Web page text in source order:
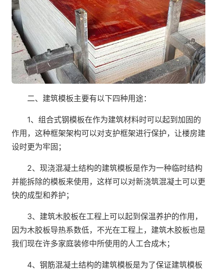
二、建筑模板主要有以下四种用途：
1、组合式钢模板在作为建筑材料时可以起到加固的
作用，这种框架架构可以对支护框架进行保护，让楼房建
设时更为牢固；
2、现浇混凝土结构的建筑模板是作为一种临时结构
并能拆除的模板来使用，这样可以对新浇筑混凝土可以更
快的成型和养护；
3、建筑木胶板在工程上可以起到保温养护的作用，
因为木胶板导热系数低，不光在工程上，建筑木胶板也是
我们现在许多家庭装修中所使用的人工合成木；
4、钢筋混凝土结构的建筑模板是为了保证建筑模板